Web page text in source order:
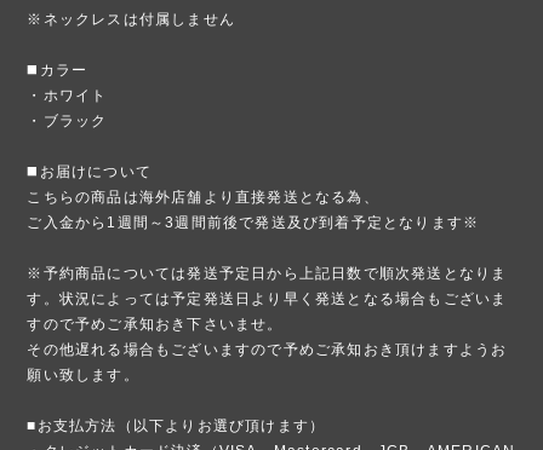
※ネックレスは付属しません
◼️カラー
・ホワイト
・ブラック
◼️お届けについて
こちらの商品は海外店舗より直接発送となる為、
ご入金から1週間～3週間前後で発送及び到着予定となります※
※予約商品については発送予定日から上記日数で順次発送となりま
す。状況によっては予定発送日より早く発送となる場合もございま
すので予めご承知おき下さいませ。
その他遅れる場合もございますので予めご承知おき頂けますようお
願い致します。
■お支払方法（以下よりお選び頂けます）